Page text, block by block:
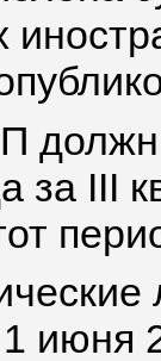
за III
июня